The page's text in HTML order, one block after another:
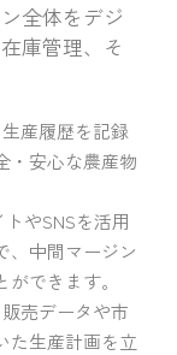
全体をデジ
庫管理、そ
生産履歴を記録
・安心な農産物
トやSNSを活用
、中間マージン
できます。
売データや市
た生産計画を立